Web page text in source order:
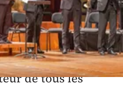
aussi ses pairs
Johann
comme le plus
de tous les